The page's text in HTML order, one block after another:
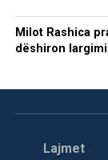
Milot Rashica
dëshiron
Lajmet